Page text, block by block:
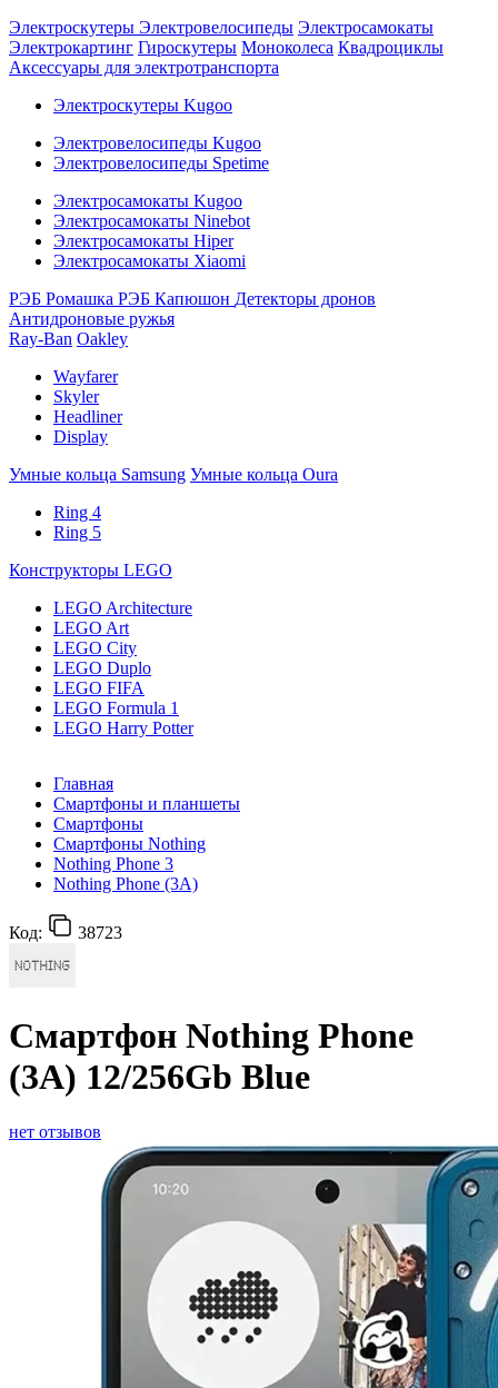
Электроскутеры Электровелосипеды Электросамокаты
Электрокартинг Гироскутеры Моноколеса Квадроциклы
Аксессуары для электротранспорта
Электроскутеры Kugoo
Электровелосипеды Kugoo
Электровелосипеды Spetime
Электросамокаты Kugoo
Электросамокаты Ninebot
Электросамокаты Hiper
Электросамокаты Xiaomi
РЭБ Ромашка РЭБ Капюшон Детекторы дронов
Антидроновые ружья
Ray-Ban Oakley
Wayfarer
Skyler
Headliner
Display
Умные кольца Samsung Умные кольца Oura
Ring 4
Ring 5
Конструкторы LEGO
LEGO Architecture
LEGO Art
LEGO City
LEGO Duplo
LEGO FIFA
LEGO Formula 1
LEGO Harry Potter
Главная
Смартфоны и планшеты
Смартфоны
Смартфоны Nothing
Nothing Phone 3
Nothing Phone (3A)
Код: 38723
Смартфон Nothing Phone
(3A) 12/256Gb Blue
нет отзывов